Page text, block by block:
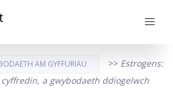
AM GYFFURIAU >> Estrogens:
a gwybodaeth ddiogelwch